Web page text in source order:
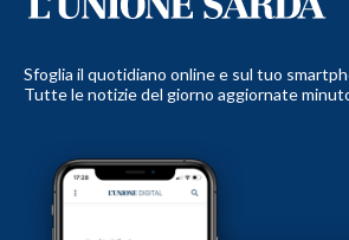
Sfoglia il quotidiano online e sul tuo
Tutte le notizie del giorno aggiornate